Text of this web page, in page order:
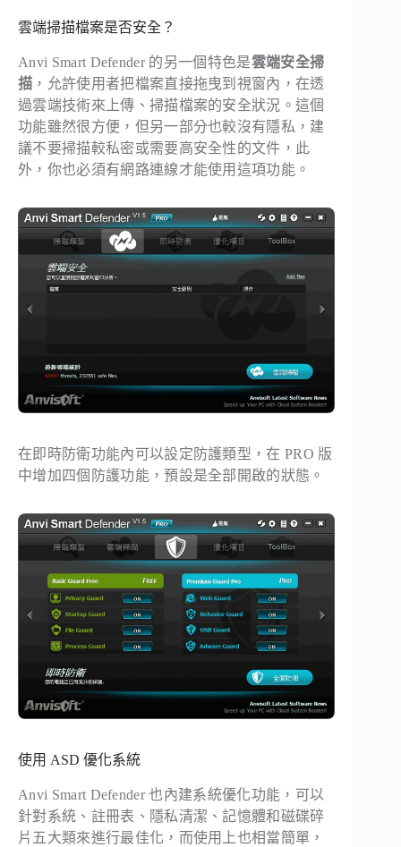
雲端掃描檔案是否安全？
Anvi Smart Defender 的另一個特色是雲端安全掃
描 ，允許使用者把檔案直接拖曳到視窗內，在透
過雲端技術來上傳、掃描檔案的安全狀況。這個
功能雖然很方便，但另一部分也較沒有隱私，建
議不要掃描較私密或需要高安全性的文件，此
外，你也必須有網路連線才能使用這項功能。
在即時防衛功能內可以設定防護類型，在 PRO 版
中增加四個防護功能，預設是全部開啟的狀態。
使用 ASD 優化系統
Anvi Smart Defender 也內建系統優化功能，可以
針對系統、註冊表、隱私清潔、記憶體和磁碟碎
片五大類來進行最佳化，而使用上也相當簡單，